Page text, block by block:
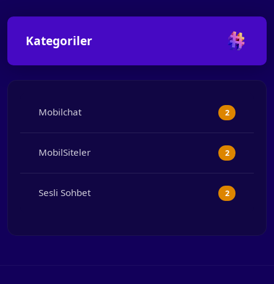
Kategoriler
Mobilchat 2
MobilSiteler 2
Sesli Sohbet 2